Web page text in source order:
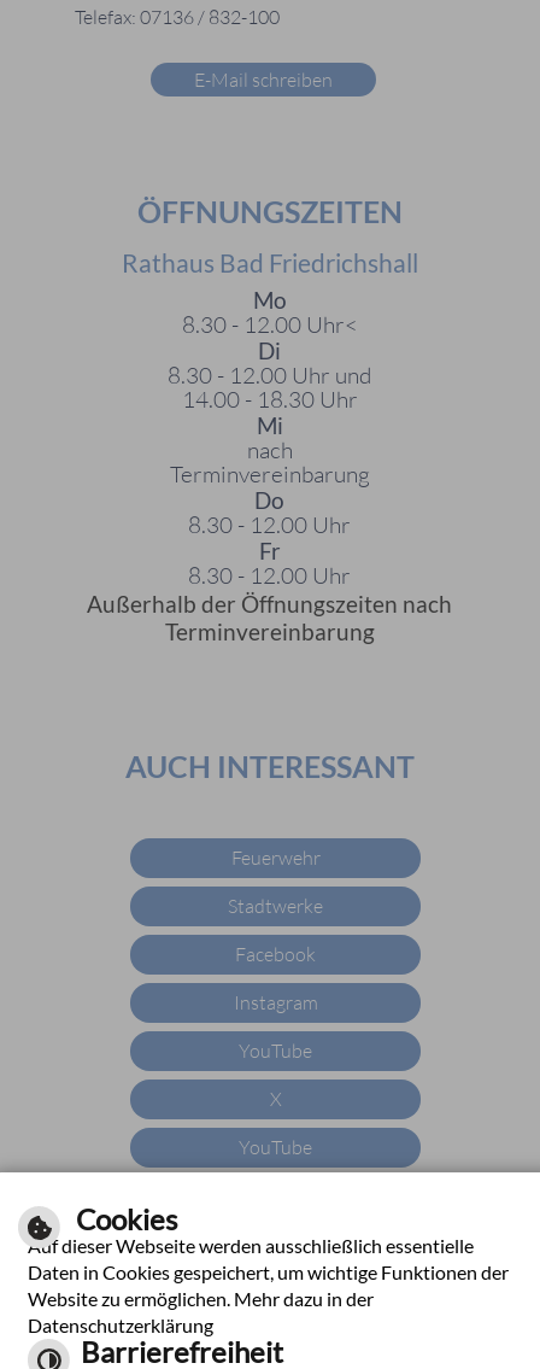
Telefax: 07136 / 832-100
E-Mail schreiben
ÖFFNUNGSZEITEN
Rathaus Bad Friedrichshall
Mo
8.30 - 12.00 Uhr<
Di
8.30 - 12.00 Uhr und
14.00 - 18.30 Uhr
Mi
nach
Terminvereinbarung
Do
8.30 - 12.00 Uhr
Fr
8.30 - 12.00 Uhr
Außerhalb der Öffnungszeiten nach
Terminvereinbarung
AUCH INTERESSANT
Feuerwehr
Stadtwerke
Facebook
Instagram
YouTube
X
YouTube
Impressum|Hilfe|Inhalt|Datenschutzerklärung
Barrierefreiheit
Cookies
Auf dieser Webseite werden ausschließlich essentielle
Daten in Cookies gespeichert, um wichtige Funktionen der
Website zu ermöglichen. Mehr dazu in der
Datenschutzerklärung
Barrierefreiheit